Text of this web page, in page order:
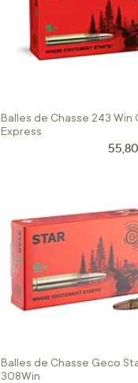
Balles de Chasse 243 Win
Express
Prix
Balles de Chasse Geco
308Win